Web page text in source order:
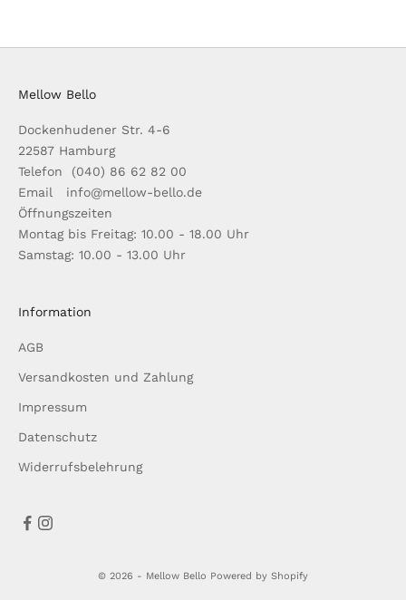
Mellow Bello
Dockenhudener Str. 4-6
22587 Hamburg
Telefon (040) 86 62 82 00
Email info@mellow-bello.de
Öffnungszeiten
Montag bis Freitag: 10.00 - 18.00 Uhr
Samstag: 10.00 - 13.00 Uhr
Information
AGB
Versandkosten und Zahlung
Impressum
Datenschutz
Widerrufsbelehrung
© 2026 - Mellow Bello Powered by Shopify